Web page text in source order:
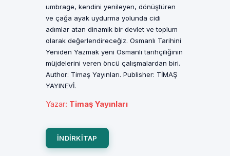
umbrage, kendini yenileyen, dönüştüren
ve çağa ayak uydurma yolunda cidi
adımlar atan dinamik bir devlet ve toplum
olarak değerlendireceğiz. Osmanlı Tarihini
Yeniden Yazmak yeni Osmanlı tarihçiliğinin
müjdelerini veren öncü çalışmalardan biri.
Author: Timaş Yayınları. Publisher: TİMAŞ
YAYINEVİ.
Yazar: Timaş Yayınları
INDIRKITAP